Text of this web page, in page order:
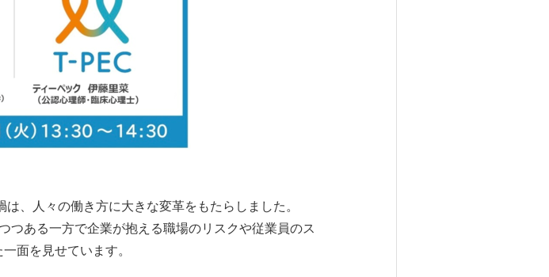
、人々の働き方に大きな変革をもたらしました。
つある一方で企業が抱える職場のリスクや従業員のス
面を見せています。